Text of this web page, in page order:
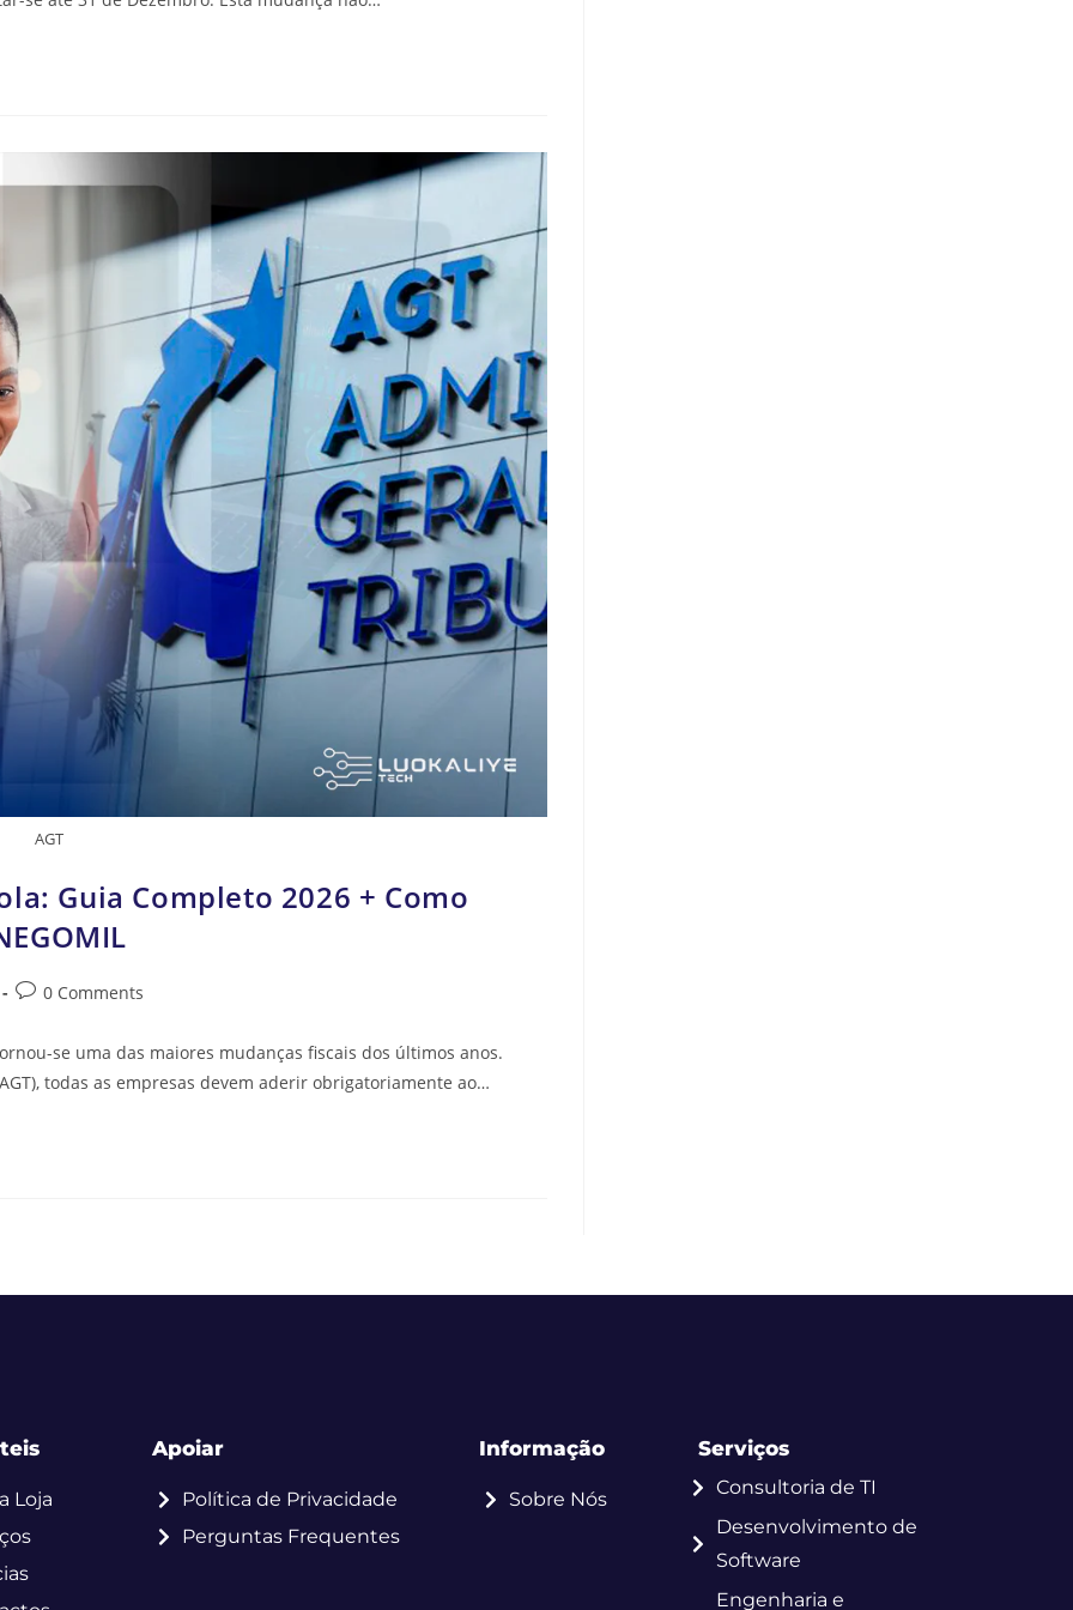
AGT
Guia Completo 2026 + Como
0 Comments
se uma das maiores mudanças fiscais dos últimos anos.
todas as empresas devem aderir obrigatoriamente ao…
Loja
Apoiar
Política de Privacidade
Perguntas Frequentes
Informação
Sobre Nós
Serviços
Consultoria de TI
Desenvolvimento de
Software
Engenharia e